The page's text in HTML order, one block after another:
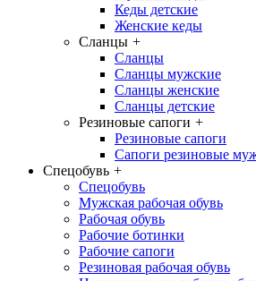
Кеды детские
Женские кеды
Сланцы +
Сланцы
Сланцы мужские
Сланцы женские
Сланцы детские
Резиновые сапоги +
Резиновые сапоги
Сапоги резиновые
Спецобувь +
Спецобувь
Мужская рабочая обувь
Рабочая обувь
Рабочие ботинки
Рабочие сапоги
Резиновая рабочая обувь